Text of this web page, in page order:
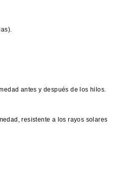
antes y después de los hilos.
resistente a los rayos solares